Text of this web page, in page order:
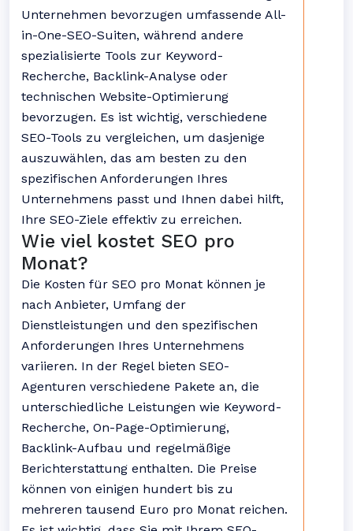
Unternehmen bevorzugen umfassende All-
in-One-SEO-Suiten, während andere
spezialisierte Tools zur Keyword-
Recherche, Backlink-Analyse oder
technischen Website-Optimierung
bevorzugen. Es ist wichtig, verschiedene
SEO-Tools zu vergleichen, um dasjenige
auszuwählen, das am besten zu den
spezifischen Anforderungen Ihres
Unternehmens passt und Ihnen dabei hilft,
Ihre SEO-Ziele effektiv zu erreichen.
Wie viel kostet SEO pro
Monat?
Die Kosten für SEO pro Monat können je
nach Anbieter, Umfang der
Dienstleistungen und den spezifischen
Anforderungen Ihres Unternehmens
variieren. In der Regel bieten SEO-
Agenturen verschiedene Pakete an, die
unterschiedliche Leistungen wie Keyword-
Recherche, On-Page-Optimierung,
Backlink-Aufbau und regelmäßige
Berichterstattung enthalten. Die Preise
können von einigen hundert bis zu
mehreren tausend Euro pro Monat reichen.